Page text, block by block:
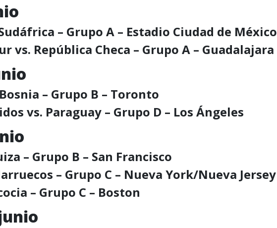
– Grupo A – Estadio Ciudad de México
vs. República Checa – Grupo A – Guadalajara
– Grupo B – Toronto
vs. Paraguay – Grupo D – Los Ángeles
– Grupo B – San Francisco
– Grupo C – Nueva York/Nueva Jersey
– Grupo C – Boston